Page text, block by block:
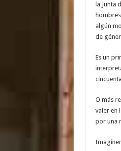
la Junta
algún
de
Es un
O más
valer en
por una